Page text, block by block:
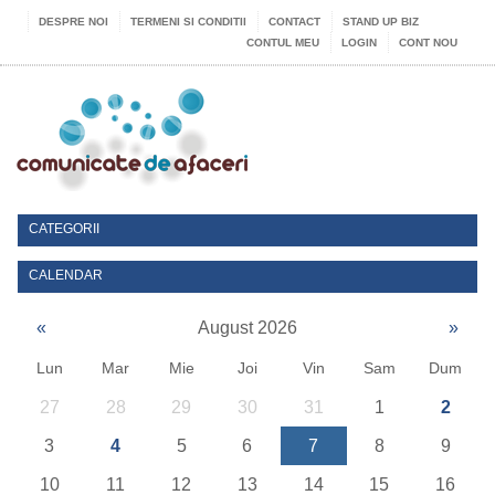
DESPRE NOI TERMENI SI CONDITII CONTACT
STAND UP BIZ
CONTUL MEU
LOGIN CONT NOU
CATEGORII
CALENDAR
« August 2026 »
Lun Mar Mie Joi Vin Sam Dum
27 28 29 30 31 1 2
3 4 5 6 7 8 9
10 11 12 13 14 15 16